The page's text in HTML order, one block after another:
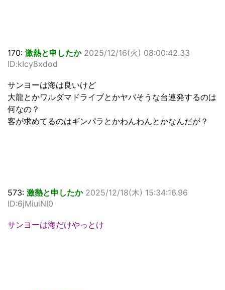
170: 激熱と申したか 2025/12/16(火) 08:00:42.33
ID:kIcy8xdod
サンヨーは海は良いけど
大龍とかワルダマドライブとかヤバそうな台連発するのは
何なの？
客が求めてるのはギンパラとかわんわんとかなんだが？
573: 激熱と申したか 2025/12/18(木) 15:34:16.96
ID:6jMiuiNI0
サンヨーは海だけやっとけ